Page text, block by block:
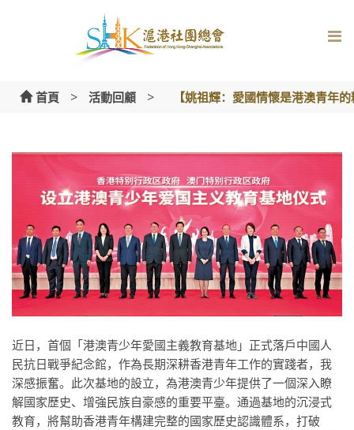
首頁 > 活動回顧 > 【姚祖輝：愛國情懷是港澳青年
近日，首個「港澳青少年愛國主義教育基地」正式落戶中國人
民抗日戰爭紀念館，作為長期深耕香港青年工作的實踐者，我
深感振奮。此次基地的設立，為港澳青少年提供了一個深入瞭
解國家歷史、增強民族自豪感的重要平臺。通過基地的沉浸式
教育，將幫助香港青年構建完整的國家歷史認識體系，打破